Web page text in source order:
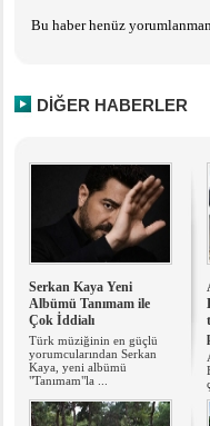
Bu haber henüz
DİĞER HABERLER
Serkan Kaya Yeni
Albümü Tanımam ile
Çok İddialı
Türk müziğinin en güçlü
yorumcularından Serkan
Kaya, yeni albümü
"Tanımam"la ...